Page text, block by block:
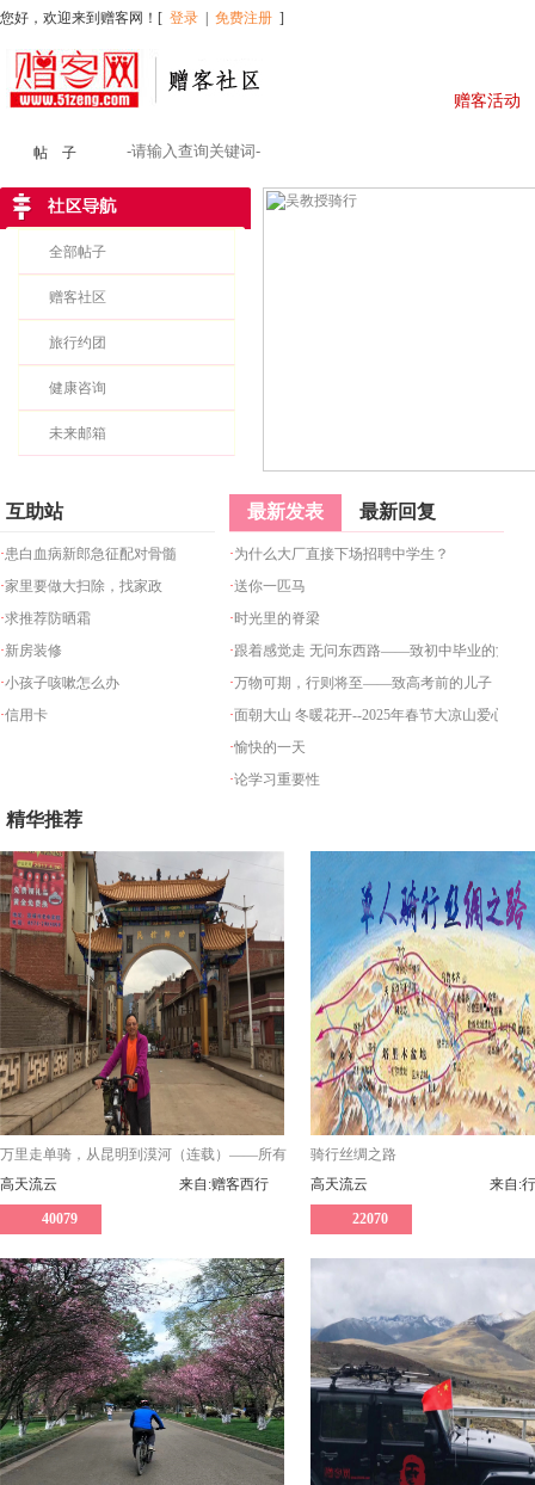
您好，欢迎来到赠客网！[ 登录 免费注册 ]
赠客活动
帖 子
全部帖子
赠客社区
旅行约团
健康咨询
未来邮箱
互助站
·患白血病新郎急征配对骨髓
·家里要做大扫除，找家政
·求推荐防晒霜
·新房装修
·小孩子咳嗽怎么办
·信用卡
最新发表 最新回复
·为什么大厂直接下场招聘中学生？
·送你一匹马
·时光里的脊梁
·跟着感觉走 无问东西路——致初中毕业的女儿
·万物可期，行则将至——致高考前的儿子
·面朝大山 冬暖花开--2025年春节大凉山爱心之旅
·愉快的一天
·论学习重要性
精华推荐
万里走单骑，从昆明到漠河（连载）——所有图文版权属于吴锐，严禁转载！
高天流云
来自:赠客西行
40079
骑行丝绸之路
高天流云
来自:
22070